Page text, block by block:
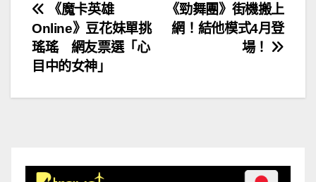
文
章
導
覽
《勁舞團》街機搬上
網！結他模式4月登
場！
《魔卡英雄
Online》豆花妹單挑
瑤瑤 網友票選「心
目中的女神」